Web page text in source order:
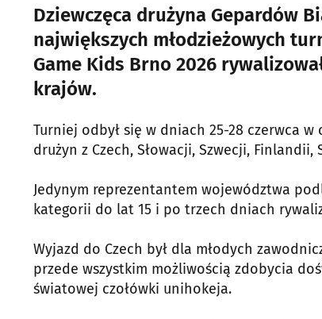
Dziewczęca drużyna Gepardów
największych młodzieżowych
Game Kids Brno 2026
krajów.
Turniej odbył się w dniach 25-28 czerwca
drużyn z Czech, Słowacji, Szwecji, Finlandii,
Jedynym reprezentantem województwa
kategorii do lat 15 i po trzech dniach
Wyjazd do Czech był dla młodych
przede wszystkim możliwością zdobycia
światowej czołówki unihokeja.